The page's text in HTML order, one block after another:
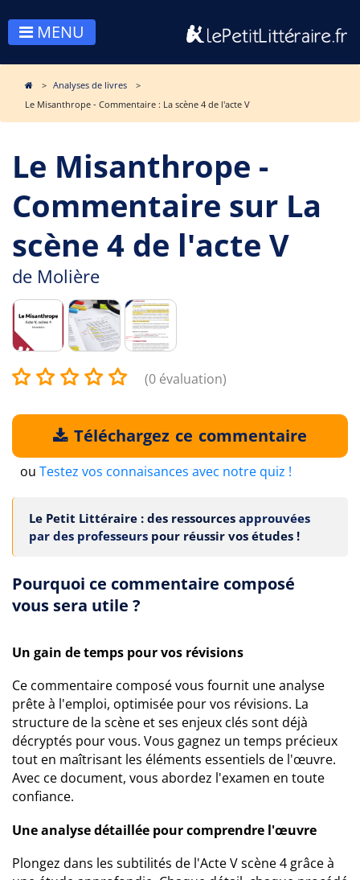
MENU
Analyses de livres
Le Misanthrope - Commentaire : La scène 4 de l'acte V
Le Misanthrope -
Commentaire sur La
scène 4 de l'acte V
de Molière
(0 évaluation)
Téléchargez ce commentaire
ou Testez vos connaisances avec notre quiz !
Le Petit Littéraire : des ressources approuvées
par des professeurs pour réussir vos études !
Pourquoi ce commentaire composé
vous sera utile ?
Un gain de temps pour vos révisions
Ce commentaire composé vous fournit une analyse
prête à l'emploi, optimisée pour vos révisions. La
structure de la scène et ses enjeux clés sont déjà
décryptés pour vous. Vous gagnez un temps précieux
tout en maîtrisant les éléments essentiels de l'œuvre.
Avec ce document, vous abordez l'examen en toute
confiance.
Une analyse détaillée pour comprendre l'œuvre
Plongez dans les subtilités de l'Acte V scène 4 grâce à